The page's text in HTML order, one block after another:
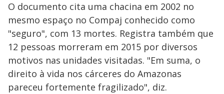
O documento cita uma chacina em 2002 no
mesmo espaço no Compaj conhecido como
"seguro", com 13 mortes. Registra também que
12 pessoas morreram em 2015 por diversos
motivos nas unidades visitadas. "Em suma, o
direito à vida nos cárceres do Amazonas
pareceu fortemente fragilizado", diz.